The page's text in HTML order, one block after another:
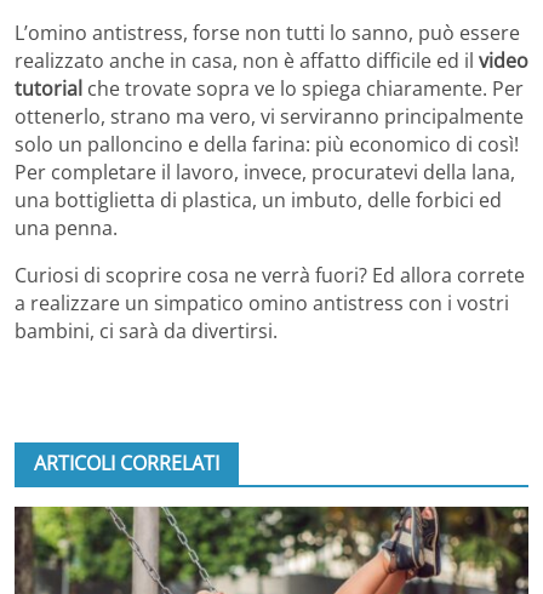
L’omino antistress, forse non tutti lo sanno, può essere
realizzato anche in casa, non è affatto difficile ed il video
tutorial che trovate sopra ve lo spiega chiaramente. Per
ottenerlo, strano ma vero, vi serviranno principalmente
solo un palloncino e della farina: più economico di così!
Per completare il lavoro, invece, procuratevi della lana,
una bottiglietta di plastica, un imbuto, delle forbici ed
una penna.
Curiosi di scoprire cosa ne verrà fuori? Ed allora correte
a realizzare un simpatico omino antistress con i vostri
bambini, ci sarà da divertirsi.
ARTICOLI CORRELATI